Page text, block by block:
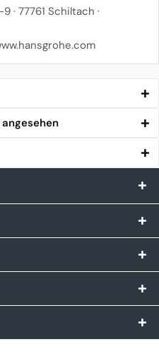
· 77761 Schiltach ·